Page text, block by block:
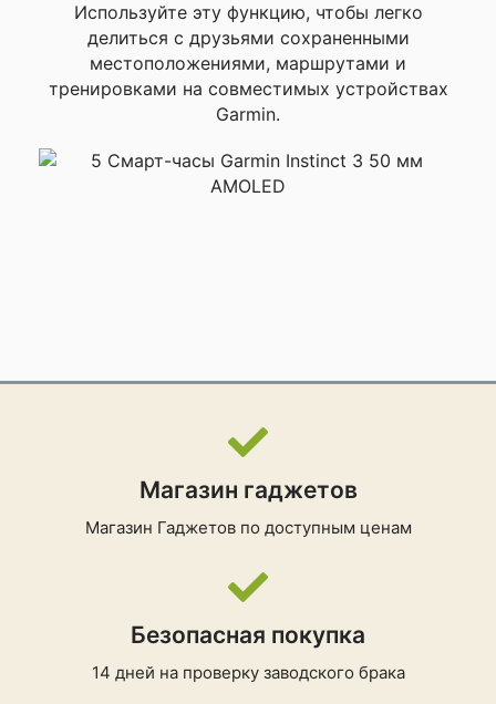
аксессуар),
▸Возможность
использования на
официальных
турнирах,
Golf
✔ ДЛЯ АКТИВНОСТЕЙ
▸Режим "Вокруг
▸Навигация Nextfork,
▸Расстояние до
места назначения,
▸Предупреждение о
скорость (скорость
времени), ▸Всего
восхождений/
спусков, ▸План
Используйте эту функцию, чтобы легко
делиться с друзьями сохраненными
местоположениями, маршрутами и
тренировками на совместимых устройствах
Garmin.
Магазин гаджетов
Магазин Гаджетовпо доступным ценам
Безопасная покупка
14 дней на проверку заводского брака